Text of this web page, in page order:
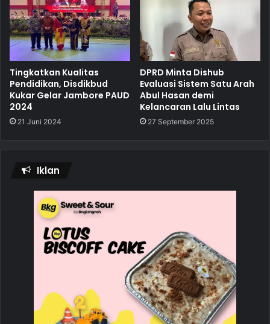
Tingkatkan Kualitas
Pendidikan, Disdikbud
Kukar Gelar Jambore PAUD
2024
21 Juni 2024
DPRD Minta Dishub
Evaluasi Sistem Satu Arah
Abul Hasan demi
Kelancaran Lalu Lintas
27 September 2025
Iklan